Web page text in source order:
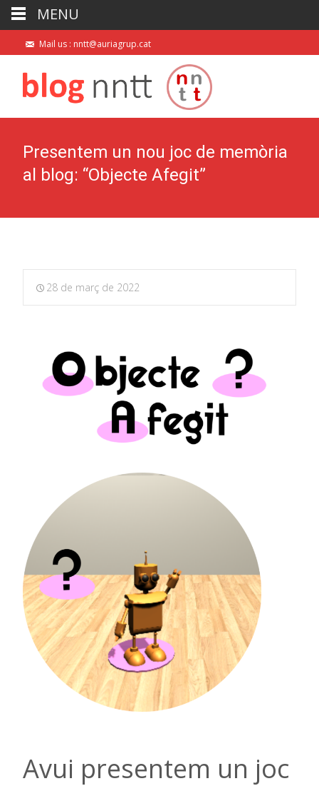
Mail us : nntt@auriagrup.cat
Presentem un nou joc de memòria
al blog: “Objecte Afegit”
28 de març de 2022
Avui presentem un joc
MENU